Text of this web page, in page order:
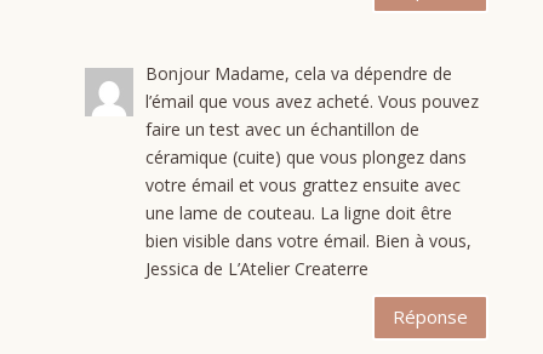
Bonjour Madame, cela va dépendre de
l’émail que vous avez acheté. Vous pouvez
faire un test avec un échantillon de
céramique (cuite) que vous plongez dans
votre émail et vous grattez ensuite avec
une lame de couteau. La ligne doit être
bien visible dans votre émail. Bien à vous,
Jessica de L’Atelier Createrre
Réponse